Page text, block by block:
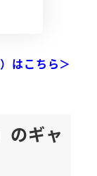
はこちら＞
のギャ